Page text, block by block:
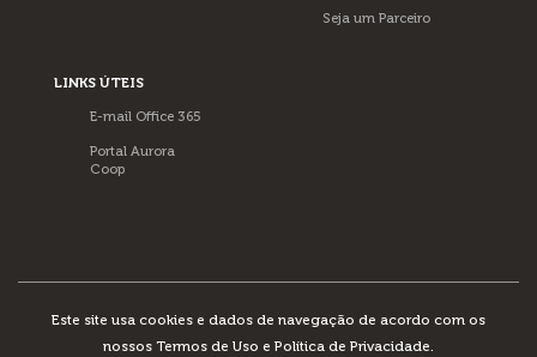
Seja um Parceiro
LINKS ÚTEIS
E-mail Office 365
Portal Aurora
Coop
Este site usa cookies e dados de navegação de acordo com os
nossos Termos de Uso e Política de Privacidade.